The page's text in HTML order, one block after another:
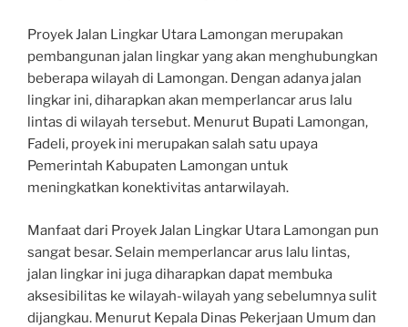
Proyek Jalan Lingkar Utara Lamongan merupakan
pembangunan jalan lingkar yang akan menghubungkan
beberapa wilayah di Lamongan. Dengan adanya jalan
lingkar ini, diharapkan akan memperlancar arus lalu
lintas di wilayah tersebut. Menurut Bupati Lamongan,
Fadeli, proyek ini merupakan salah satu upaya
Pemerintah Kabupaten Lamongan untuk
meningkatkan konektivitas antarwilayah.
Manfaat dari Proyek Jalan Lingkar Utara Lamongan pun
sangat besar. Selain memperlancar arus lalu lintas,
jalan lingkar ini juga diharapkan dapat membuka
aksesibilitas ke wilayah-wilayah yang sebelumnya sulit
dijangkau. Menurut Kepala Dinas Pekerjaan Umum dan